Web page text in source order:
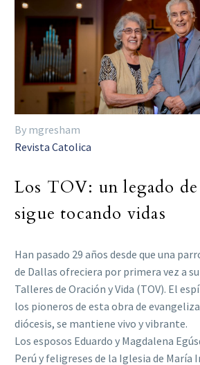
By mgresham
Revista Catolica
Los TOV: un legado
sigue tocando vidas
Han pasado 29 años desde que una
de Dallas ofreciera por primera vez a
Talleres de Oración y Vida (TOV). El
los pioneros de esta obra de
diócesis, se mantiene vivo y vibrante.
Los esposos Eduardo y Magdalena
Perú y feligreses de la Iglesia de María